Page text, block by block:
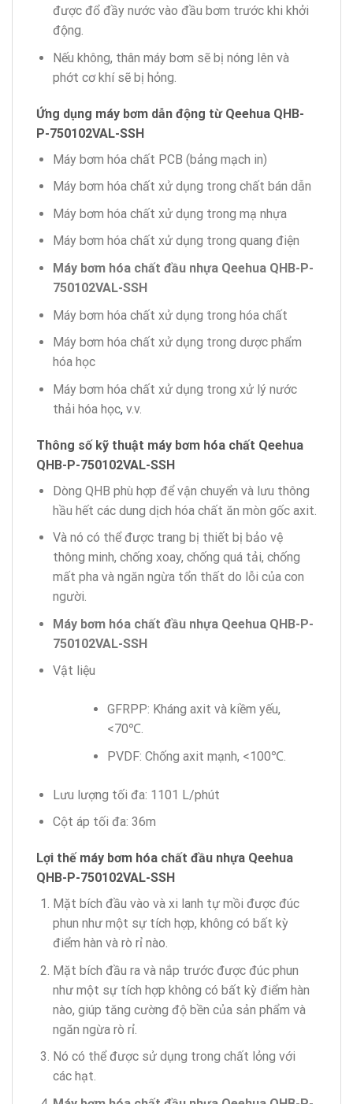
được đổ đầy nước vào đầu bơm trước khi khởi
động.
Nếu không, thân máy bơm sẽ bị nóng lên và
phớt cơ khí sẽ bị hỏng.
Ứng dụng máy bơm dẫn động từ Qeehua QHB-
P-750102VAL-SSH
Máy bơm hóa chất PCB (bảng mạch in)
Máy bơm hóa chất xử dụng trong chất bán dẫn
Máy bơm hóa chất xử dụng trong mạ nhựa
Máy bơm hóa chất xử dụng trong quang điện
Máy bơm hóa chất đầu nhựa QeehuaQHB-P-
750102VAL-SSH
Máy bơm hóa chất xử dụng trong hóa chất
Máy bơm hóa chất xử dụng trong dược phẩm
hóa học
Máy bơm hóa chất xử dụng trong xử lý nước
thải hóa học,v.v.
Thông số kỹ thuật máy bơm hóa chất Qeehua
QHB-P-750102VAL-SSH
Dòng QHB phù hợp để vận chuyển và lưu thông
hầu hết các dung dịch hóa chất ăn mòn gốc axit.
Và nó có thể được trang bị thiết bị bảo vệ
thông minh, chống xoay, chống quá tải, chống
mất pha và ngăn ngừa tổn thất do lỗi của con
người.
Máy bơm hóa chất đầu nhựa QeehuaQHB-P-
750102VAL-SSH
Vật liệu
GFRPP: Kháng axit và kiềm yếu,
<70℃.
PVDF: Chống axit mạnh, <100℃.
Lưu lượng tối đa: 1101 L/phút
Cột áp tối đa: 36m
Lợi thế máy bơm hóa chất đầu nhựa Qeehua
QHB-P-750102VAL-SSH
Mặt bích đầu vào và xi lanh tự mồi được đúc
phun như một sự tích hợp, không có bất kỳ
điểm hàn và rò rỉ nào.
Mặt bích đầu ra và nắp trước được đúc phun
như một sự tích hợp không có bất kỳ điểm hàn
nào, giúp tăng cường độ bền của sản phẩm và
ngăn ngừa rò rỉ.
Nó có thể được sử dụng trong chất lỏng với
các hạt.